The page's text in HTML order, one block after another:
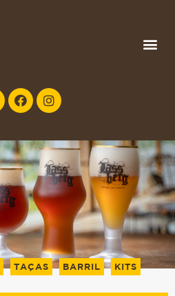
TAÇAS BARRIL KITS